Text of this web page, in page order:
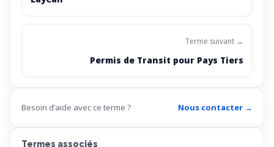
Terme suivant →
Permis de Transit pour Pays Tiers
Besoin d’aide avec ce terme ? Nous contacter →
Termes associés